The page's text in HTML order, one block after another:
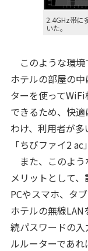
2.4GHz帯に
いた。
このような環境
ホテルの部屋の
ターを使って
できるため、快
わけ、利用者が
「ちびファイ2
また、このよう
メリットとして
PCやスマホ、タ
ホテルの無線
続パスワードの
ルルーターであ